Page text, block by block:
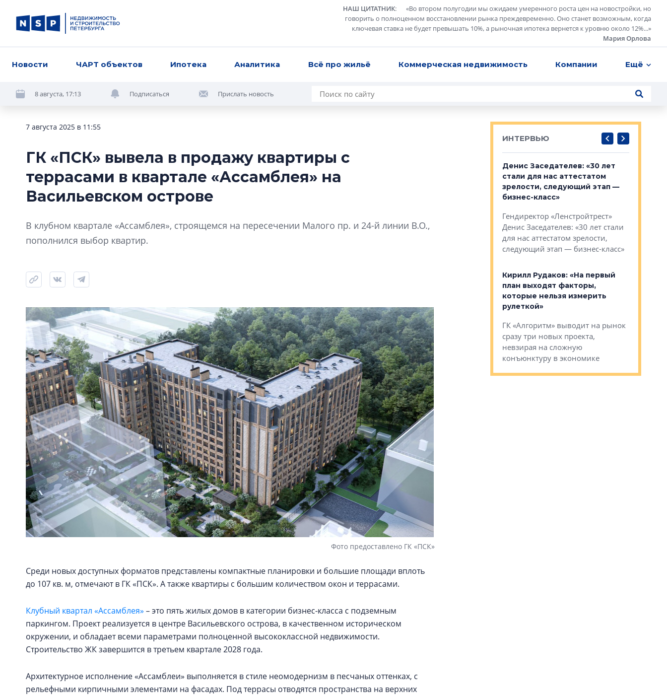
НАШ ЦИТАТНИК: «Во втором полугодии мы ожидаем умеренного роста цен на новостройки, но
говорить о полноценном восстановлении рынка преждевременно. Оно станет возможным, когда
ключевая ставка не будет превышать 10%, а рыночная ипотека вернется к уровню около 12%...»
Мария Орлова
Новости ЧАРТ объектов Ипотека Аналитика Всё про жильё Коммерческая недвижимость Компании Ещё
8 августа, 17:13 Подписаться Прислать новость
7 августа 2025 в 11:55
ГК «ПСК» вывела в продажу квартиры с
террасами в квартале «Ассамблея» на
Васильевском острове
В клубном квартале «Ассамблея», строящемся на пересечении Малого пр. и 24-й линии В.О.,
пополнился выбор квартир.
Фото предоставлено ГК «ПСК»
Среди новых доступных форматов представлены компактные планировки и большие площади вплоть
до 107 кв. м, отмечают в ГК «ПСК». А также квартиры с большим количеством окон и террасами.
Клубный квартал «Ассамблея» – это пять жилых домов в категории бизнес-класса с подземным
паркингом. Проект реализуется в центре Васильевского острова, в качественном историческом
окружении, и обладает всеми параметрами полноценной высококлассной недвижимости.
Строительство ЖК завершится в третьем квартале 2028 года.
Архитектурное исполнение «Ассамблеи» выполняется в стиле неомодернизм в песчаных оттенках, с
рельефными кирпичными элементами на фасадах. Под террасы отводятся пространства на верхних
ИНТЕРВЬЮ
Петербурга, будущем спальных
Что важнее для современного
жилого проекта: эстетика,
функциональность или
экономика проекта, размышляют
в ГК «ПСК»
Денис Заседателев: «30 лет
стали для нас аттестатом
зрелости, следующий этап —
бизнес-класс»
Гендиректор «Ленстройтрест»
Денис Заседателев: «30 лет стали
для нас аттестатом зрелости,
следующий этап — бизнес-класс»
Кирилл Рудаков: «На первый
план выходят факторы,
которые нельзя измерить
рулеткой»
ГК «Алгоритм» выводит на рынок
сразу три новых проекта,
невзирая на сложную
конъюнктуру в экономике